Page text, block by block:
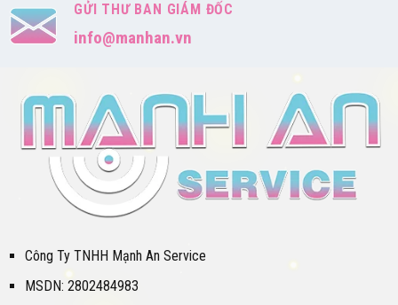
GỬI THƯ BAN GIÁM ĐỐC
info@manhan.vn
Công Ty TNHH Mạnh An Service
MSDN: 2802484983